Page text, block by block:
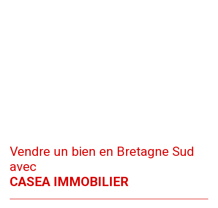
Vendre un bien en Bretagne Sud
avec
CASEA IMMOBILIER